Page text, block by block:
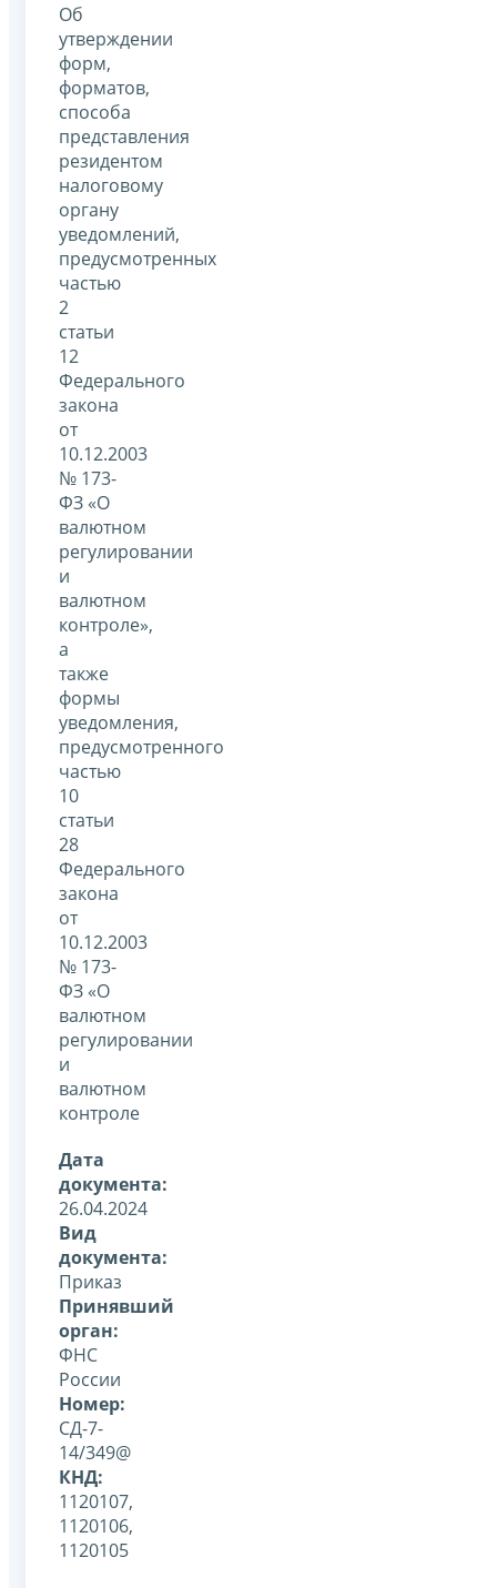
Об
утверждении
форм,
форматов,
способа
представления
резидентом
налоговому
органу
уведомлений,
предусмотренных
частью
2
статьи
12
Федерального
закона
от
10.12.2003
№ 173-
ФЗ «О
валютном
регулировании
и
валютном
контроле»,
а
также
формы
уведомления,
предусмотренного
частью
10
статьи
28
Федерального
закона
от
10.12.2003
№ 173-
ФЗ «О
валютном
регулировании
и
валютном
контроле
Дата
документа:
26.04.2024
Вид
документа:
Приказ
Принявший
орган:
ФНС
России
Номер:
СД-7-
14/349@
КНД:
1120107,
1120106,
1120105